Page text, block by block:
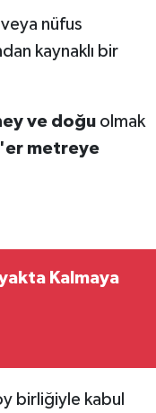
nüfus
kaynaklı bir
ve doğuolmak
metreye
Kalmaya
birliğiyle kabul